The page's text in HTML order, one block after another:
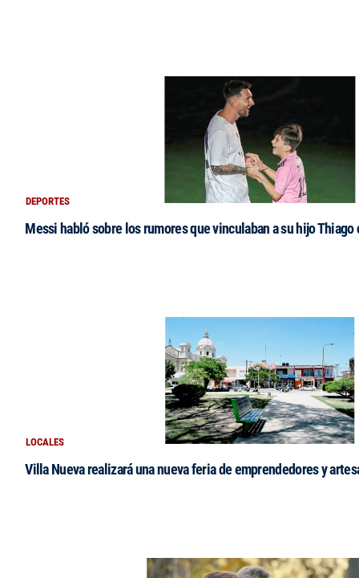
DEPORTES
Messi habló sobre los rumores que vinculaban a su hijo Thiago
LOCALES
Villa Nueva realizará una nueva feria de emprendedores y